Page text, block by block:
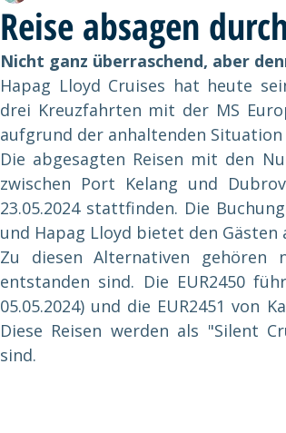
Reise absagen
Nicht ganz überraschend, aber
Hapag Lloyd Cruises hat heute
drei Kreuzfahrten mit der MS
aufgrund der anhaltenden
Die abgesagten Reisen mit den
zwischen Port Kelang und
23.05.2024 stattfinden. Die
und Hapag Lloyd bietet den
Zu diesen Alternativen gehören
entstanden sind. Die EUR2450
05.05.2024) und die EUR2451 von
Diese Reisen werden als "Silent
sind.